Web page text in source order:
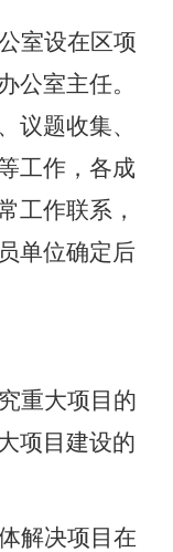
室设在区项
公室主任。
议题收集、
工作，各成
工作联系，
单位确定后
重大项目的
项目建设的
解决项目在